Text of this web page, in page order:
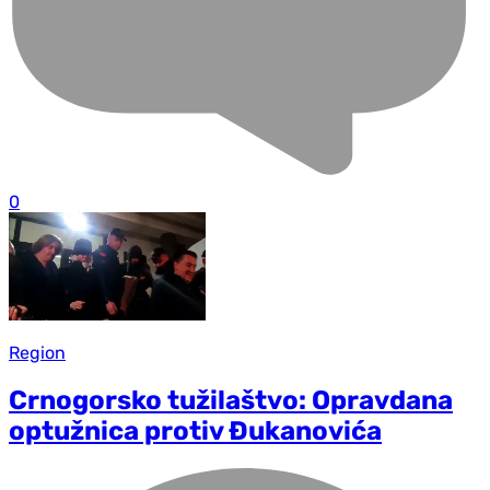
0
Region
Crnogorsko tužilaštvo: Opravdana
optužnica protiv Đukanovića